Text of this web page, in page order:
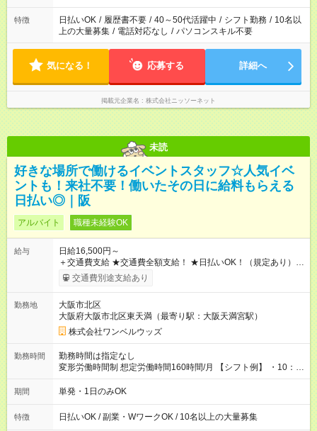
特徴 日払いOK / 履歴書不要 / 40～50代活躍中 / シフト勤務 / 10名以
上の大量募集 / 電話対応なし / パソコンスキル不要
気になる！ 応募する 詳細へ
掲載元企業名 株式会社ニッソーネット
未読
好きな場所で働けるイベントスタッフ☆人気イベ
ントも！来社不要！働いたその日に給料もらえる
日払い◎｜阪
アルバイト 職種未経験OK
給与
日給16,500円～
＋交通費支給 ★交通費全額支給！ ★日払いOK！（規定あり） ┗
働いたその日に現金GET♪ お仕事後はコンビニATMから 日払
交通費別途支給あり
勤務地
大阪市北区
大阪府大阪市北区東天満（最寄り駅：大阪天満宮駅）
株式会社ワンベルウッズ
勤務時間
勤務時間は指定なし
変形労働時間制 想定労働時間160時間/月 【シフト例】 ・10：
00～20：00
期間 単発・1日のみOK
特徴 日払いOK / 副業・WワークOK / 10名以上の大量募集